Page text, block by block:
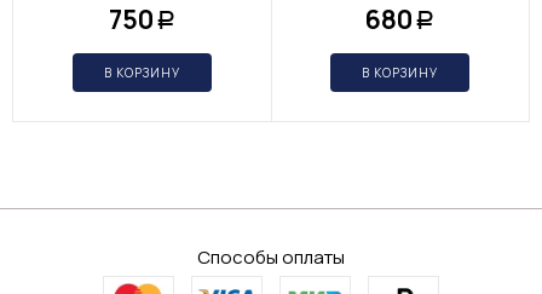
750 Р
В КОРЗИНУ
680 Р
В КОРЗИНУ
Способы оплаты